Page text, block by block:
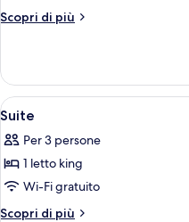
Scopri di più
Altri
Apri
tutte
le
foto
per
Suite
6
Suite
Per 3 persone
1 letto king
Wi-Fi gratuito
Scopri di più
Altri